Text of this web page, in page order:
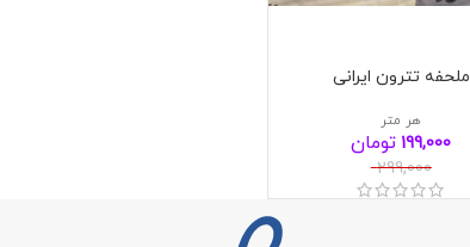
ملحفه تترون ایرانی
299,000
199,000 تومان
هر متر